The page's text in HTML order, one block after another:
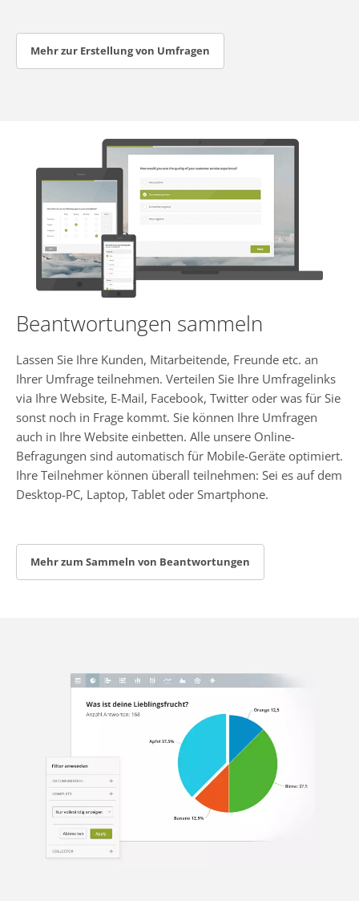
Mehr zur Erstellung von Umfragen
Beantwortungen sammeln
Lassen Sie Ihre Kunden, Mitarbeitende, Freunde etc. an
Ihrer Umfrage teilnehmen. Verteilen Sie Ihre Umfragelinks
via Ihre Website, E-Mail, Facebook, Twitter oder was für Sie
sonst noch in Frage kommt. Sie können Ihre Umfragen
auch in Ihre Website einbetten. Alle unsere Online-
Befragungen sind automatisch für Mobile-Geräte optimiert.
Ihre Teilnehmer können überall teilnehmen: Sei es auf dem
Desktop-PC, Laptop, Tablet oder Smartphone.
Mehr zum Sammeln von Beantwortungen